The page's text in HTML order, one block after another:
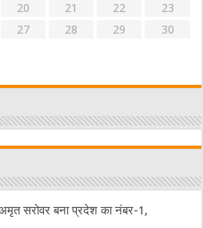
20 21 22
23
27 28 29
30
सरोवर बना प्रदेश का नंबर-1,